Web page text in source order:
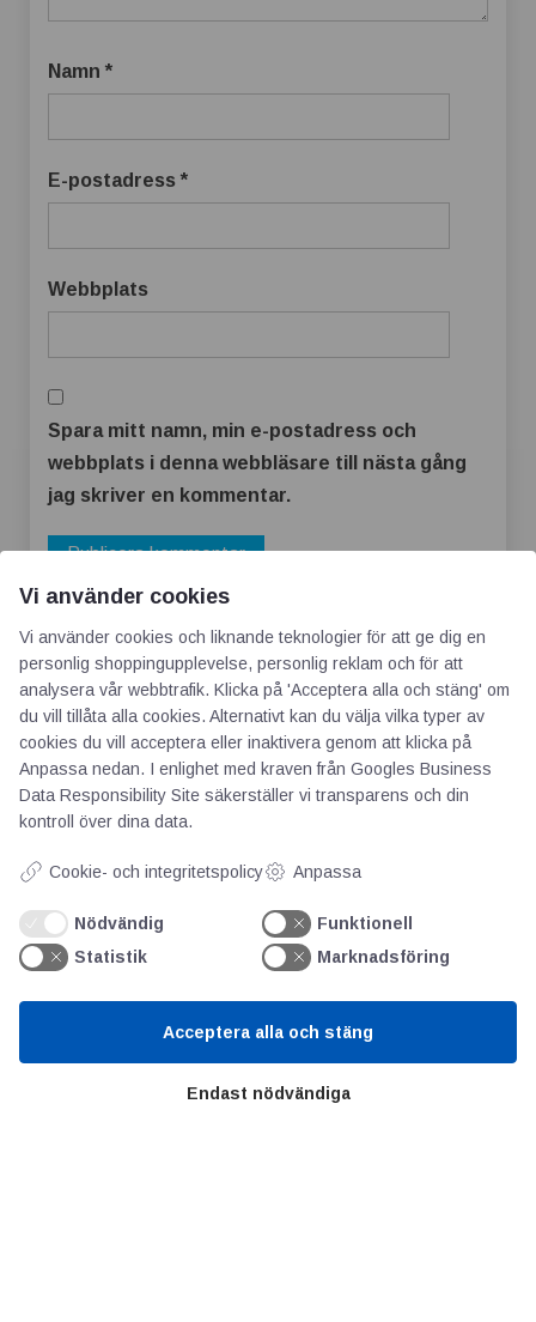
Namn *
E-postadress *
Webbplats
Spara mitt namn, min e-postadress och
webbplats i denna webbläsare till nästa gång
jag skriver en kommentar.
AOTI
Om oss
Kontakt
GDPR
Kunskapscentrum
Vi använder cookies
Vi använder cookies och liknande teknologier för att ge dig en
personlig shoppingupplevelse, personlig reklam och för att
analysera vår webbtrafik. Klicka på 'Acceptera alla och stäng' om
du vill tillåta alla cookies. Alternativt kan du välja vilka typer av
cookies du vill acceptera eller inaktivera genom att klicka på
Anpassa nedan. I enlighet med kraven från Googles Business
Data Responsibility Site säkerställer vi transparens och din
kontroll över dina data.
Cookie- och integritetspolicy Anpassa
Nödvändig
Funktionell
Statistik
Marknadsföring
Endast nödvändiga
Acceptera alla och stäng